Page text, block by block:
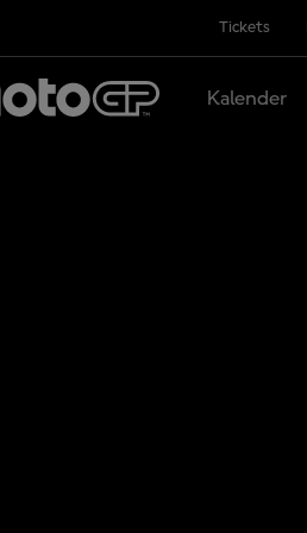
Tickets
Kalender